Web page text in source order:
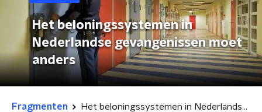
Het beloningssystemen in
Nederlandse gevangenissen moet
anders
Fragmenten Het beloningssystemen in Nederlandse gevangenissen moet anders